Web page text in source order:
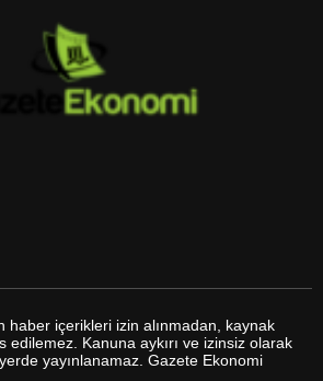
e-bültenine abone olarak, tarafınıza haber,
haber içerikleri izin alınmadan, kaynak
edilemez. Kanuna aykırı ve izinsiz olarak
yayınlanamaz. Gazete Ekonomi